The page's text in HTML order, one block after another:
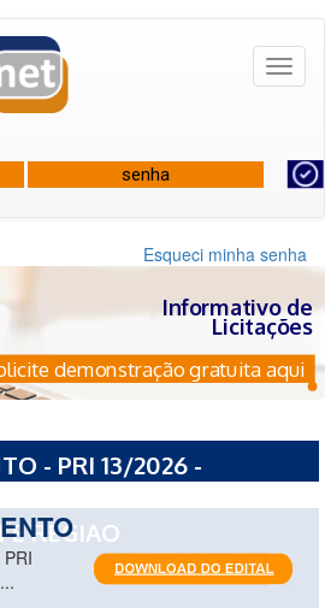
Esqueci minha senha
Informativo de
Licitações
demonstração gratuita aqui
- PRI 13/2026 -
REGIAO
PRI